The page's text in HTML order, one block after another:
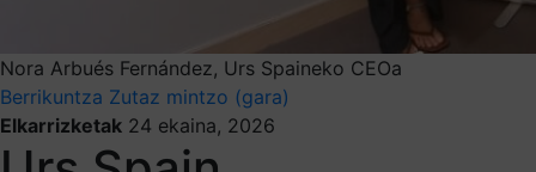
Nora Arbués Fernández, Urs Spaineko CEOa
Berrikuntza Zutaz mintzo (gara)
Elkarrizketak 24 ekaina, 2026